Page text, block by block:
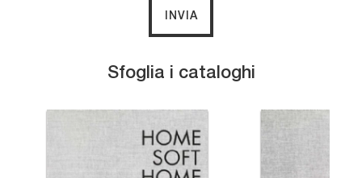
Sfoglia i cataloghi
INVIA